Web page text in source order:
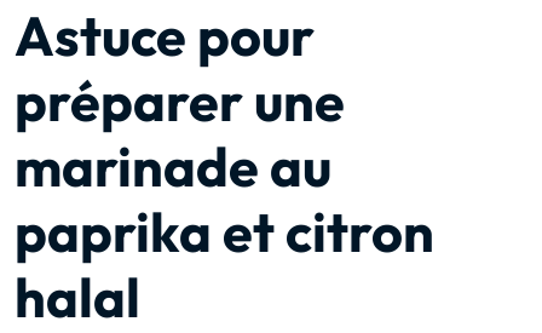
Astuce pour
préparer une
marinade au
paprika et citron
halal